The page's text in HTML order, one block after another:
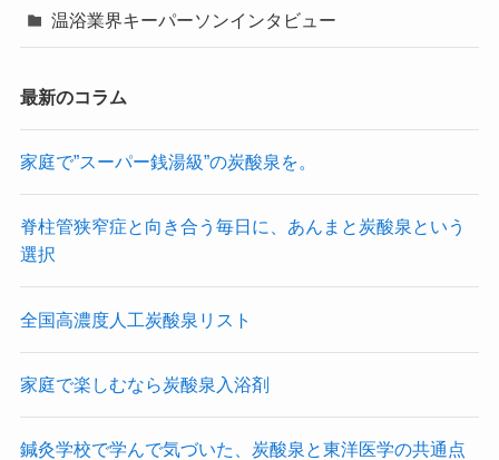
温浴業界キーパーソンインタビュー
最新のコラム
家庭で”スーパー銭湯級”の炭酸泉を。
脊柱管狭窄症と向き合う毎日に、あんまと炭酸泉という
選択
全国高濃度人工炭酸泉リスト
家庭で楽しむなら炭酸泉入浴剤
鍼灸学校で学んで気づいた、炭酸泉と東洋医学の共通点